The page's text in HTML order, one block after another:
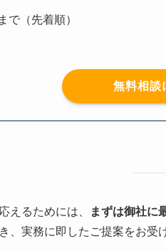
で（先着順）
無料相談
えるためには、 まずは御社に
、実務に即したご提案をお受